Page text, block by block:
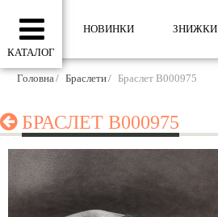
КАТАЛОГ
НОВИНКИ ЗНИЖКИ
Головна Браслети Браслет B000975
БРАСЛЕТ B000975